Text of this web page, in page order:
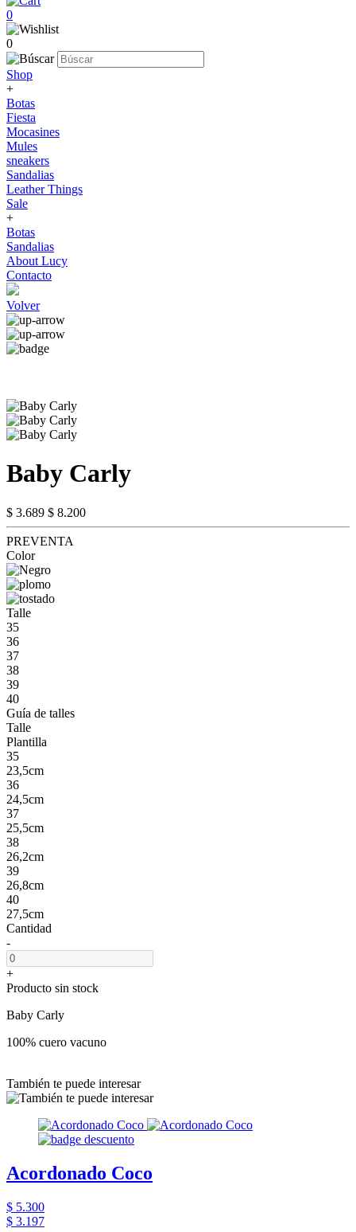
0
0
Shop
+
Botas
Fiesta
Mocasines
Mules
sneakers
Sandalias
Leather Things
Sale
+
Botas
Sandalias
About Lucy
Contacto
Volver
Baby Carly
$ 3.689 $ 8.200
PREVENTA
Color
Talle
35
36
37
38
39
40
Guía de talles
Talle
Plantilla
35
23,5cm
36
24,5cm
37
25,5cm
38
26,2cm
39
26,8cm
40
27,5cm
Cantidad
-
+
Producto sin stock
Baby Carly
100% cuero vacuno
También te puede interesar
Acordonado Coco
$ 5.300
$ 3.197